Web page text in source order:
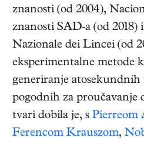
znanosti (od 2004),
znanosti SAD-a (od 2018)
Nazionale dei Lincei (od
eksperimentalne metode
generiranje atosekundnih
pogodnih za proučavanje
tvari dobila je, s Pierreom
Ferencom Krauszom,